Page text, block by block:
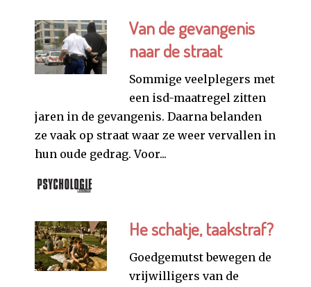
Van de gevangenis
naar de straat
Sommige veelplegers met
een isd-maatregel zitten
jaren in de gevangenis. Daarna belanden
ze vaak op straat waar ze weer vervallen in
hun oude gedrag. Voor...
He schatje, taakstraf?
Goedgemutst bewegen de
vrijwilligers van de